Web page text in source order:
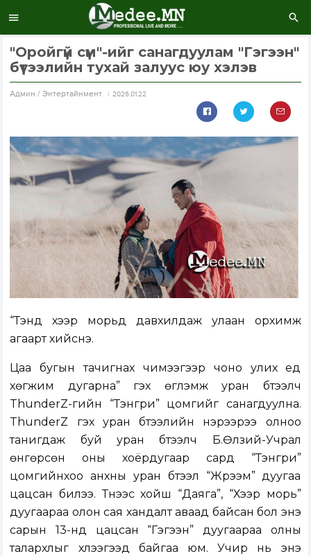
"Оройгүй сүм"-ийг санагдуулам "Гэгээн"
бүтээлийн тухай залуус юу хэлэв
Aдмин / Энтертайнмент 2026.01.22
“Тэнд хээр морьд давхилдаж улаан орхимж
агаарт хийснэ.
Цаа бугын тачигнах чимээгээр чоно улих үед
хөгжим дугарна” гэх өгүүлэмж уран бүтээлч
ThunderZ-гийн “Тэнгри” цомгийг санагдуулна.
ThunderZ гэх уран бүтээлийн нэрээрээ олноо
танигдаж буй уран бүтээлч Б.Өлзий-Учрал
өнгөрсөн оны хоёрдугаар сард “Тэнгри”
цомгийнхоо анхны уран бүтээл “Жүрээм” дуугаа
цацсан билээ. Түүнээс хойш “Даяга”, “Хээр морь”
дуугаараа олон сая хандалт аваад байсан бол энэ
сарын 13-нд цацсан “Гэгээн” дуугаараа олны
талархлыг хүлээгээд байгаа юм. Учир нь энэ